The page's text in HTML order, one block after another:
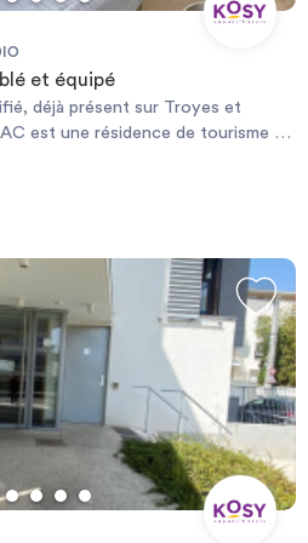
et équipé
déjà présent sur Troyes et
et d’un cadre incomparables à
du Lac du Bourget. La résidence
et arboré, proche des